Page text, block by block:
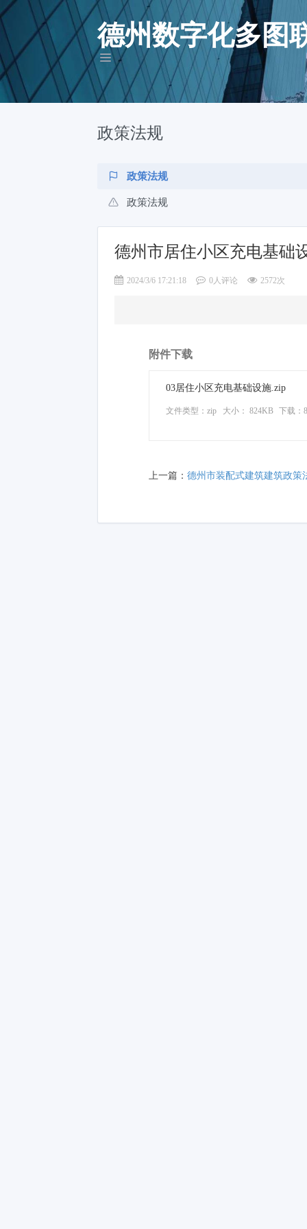
德州数字化多图
政策法规
政策法规
政策法规
德州市居住小区充电基础
2024/3/6 17:21:18 0人评论 2572次
附件下载
03居住小区充电基础设施.zip
文件类型：zip 大小： 824KB 下载：
上一篇： 德州市装配式建筑建筑政策法规